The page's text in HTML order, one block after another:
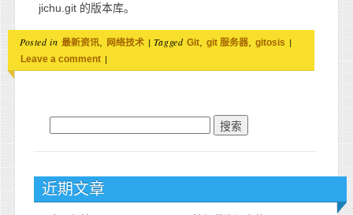
jichu.git 的版本库。
Posted in 最新资讯, 网络技术 | Tagged Git, git 服务器, gitosis |
Leave a comment |
近期文章